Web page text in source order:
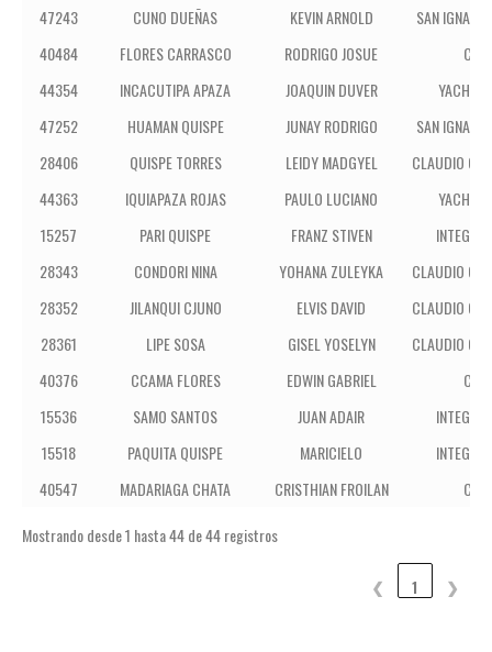
47243
CUNO DUEÑAS KEVIN ARNOLD
SAN
40484
FLORES CARRASCO RODRIGO JOSUE
44354
INCACUTIPA APAZA JOAQUIN DUVER
YACHAY
47252
HUAMAN QUISPE JUNAY RODRIGO
SAN
28406
QUISPE TORRES LEIDY MADGYEL
CLAUDIO
44363
IQUIAPAZA ROJAS PAULO LUCIANO
YACHAY
15257
PARI QUISPE FRANZ STIVEN
28343
CONDORI NINA YOHANA ZULEYKA
CLAUDIO
28352
JILANQUI CJUNO ELVIS DAVID
CLAUDIO
28361
LIPE SOSA GISEL YOSELYN
CLAUDIO
40376
CCAMA FLORES EDWIN GABRIEL
15536
SAMO SANTOS JUAN ADAIR
15518
PAQUITA QUISPE MARICIELO
40547
MADARIAGA CHATA CRISTHIAN FROILAN
Mostrando desde 1 hasta 44 de 44 registros
❮ 1 ❯